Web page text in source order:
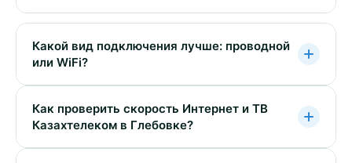
Какой вид подключения лучше: проводной
или WiFi?
Как проверить скорость Интернет и ТВ
Казахтелеком в Глебовке?